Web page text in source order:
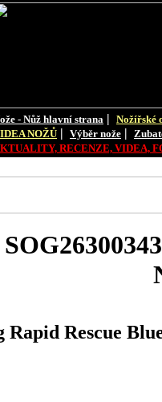
- Nůž hlavní strana | Nožířské
NOŽŮ | Výběr nože |
RECENZE, VIDEA,
Rapid Rescue